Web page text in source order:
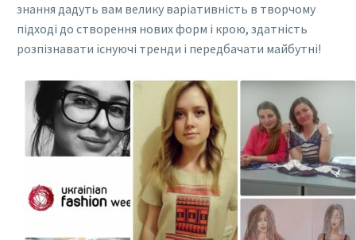
знання дадуть вам велику варіативність в творчому
підході до створення нових форм і крою, здатність
розпізнавати існуючі тренди і передбачати майбутні!